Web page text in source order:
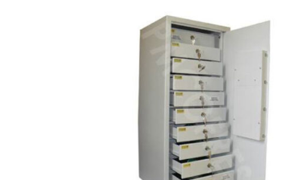
SOLICITAR
ORÇAMENTO